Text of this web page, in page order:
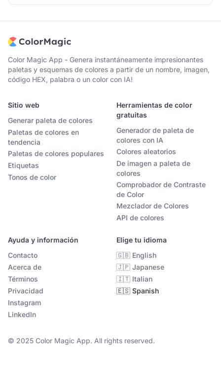
Color Magic App - Genera instantáneamente impresionantes
paletas y esquemas de colores a partir de un nombre, imagen,
código HEX, palabra o un color con IA!
Sitio web
Generar paleta de colores
Paletas de colores en
tendencia
Paletas de colores populares
Etiquetas
Tonos de color
Herramientas de color
gratuitas
Generador de paleta de
colores con IA
Colores aleatorios
De imagen a paleta de
colores
Comprobador de Contraste
de Color
Mezclador de Colores
API de colores
Ayuda y información
Contacto
Acerca de
Términos
Privacidad
Instagram
LinkedIn
Elige tu idioma
🇬🇧 English
🇯🇵 Japanese
🇮🇹 Italian
🇪🇸 Spanish
© 2025 Color Magic App. All rights reserved.